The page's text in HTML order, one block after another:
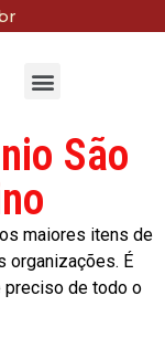
São
maiores itens de
organizações. É
preciso de todo o